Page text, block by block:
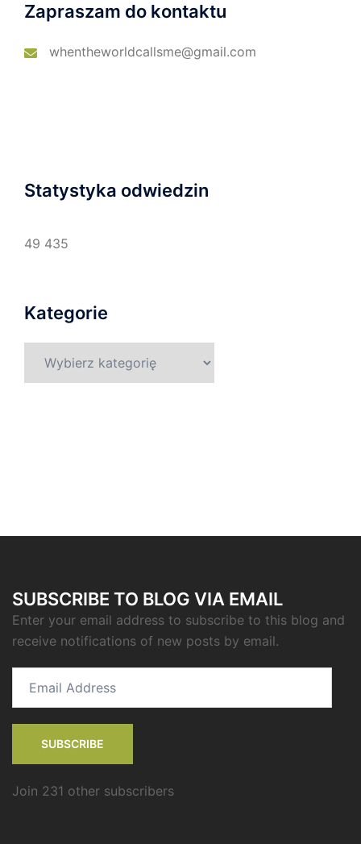
Zapraszam do kontaktu
whentheworldcallsme@gmail.com
Statystyka odwiedzin
49 435
Kategorie
SUBSCRIBE TO BLOG VIA EMAIL
Enter your email address to subscribe to this blog and
receive notifications of new posts by email.
Address
SUBSCRIBE
Join 231 other subscribers